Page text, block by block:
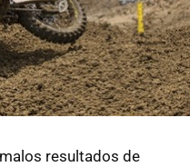
resultados de